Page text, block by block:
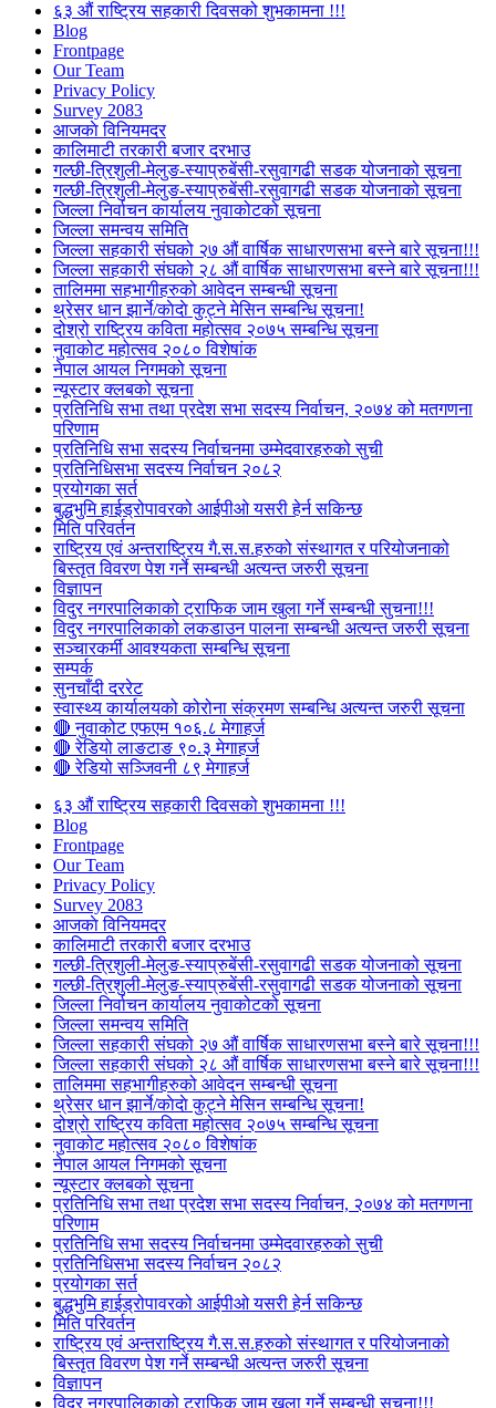
६३ औं राष्ट्रिय सहकारी दिवसको शुभकामना !!!
Blog
Frontpage
Our Team
Privacy Policy
Survey 2083
आजकाे विनियमदर
कालिमाटी तरकारी बजार दरभाउ
गल्छी-त्रिशुली-मेलुङ-स्याप्रुबेंसी-रसुवागढी सडक योजनाको सूचना
गल्छी-त्रिशुली-मेलुङ-स्याप्रुबेंसी-रसुवागढी सडक योजनाको सूचना
जिल्ला निर्वाचन कार्यालय नुवाकोटको सूचना
जिल्ला समन्वय समिति
जिल्ला सहकारी संघको २७ औं वार्षिक साधारणसभा बस्ने बारे सूचना!!!
जिल्ला सहकारी संघको २८ औं वार्षिक साधारणसभा बस्ने बारे सूचना!!!
तालिममा सहभागीहरुको आवेदन सम्बन्धी सूचना
थ्रेसर धान झार्ने/काेदाे कुट्ने मेसिन सम्बन्धि सूचना!
दोश्रो राष्ट्रिय कविता महोत्सव २०७५ सम्बन्धि सूचना
नुवाकोट महोत्सव २०८० विशेषांक
नेपाल आयल निगमको सूचना
न्यूस्टार क्लबको सूचना
प्रतिनिधि सभा तथा प्रदेश सभा सदस्य निर्वाचन, २०७४ को मतगणना
परिणाम
प्रतिनिधि सभा सदस्य निर्वाचनमा उम्मेदवारहरुको सुची
प्रतिनिधिसभा सदस्य निर्वाचन २०८२
प्रयोगका सर्त
बुद्धभुमि हाईड्रोपावरको आईपीओ यसरी हेर्न सकिन्छ
मिति परिवर्तन
राष्ट्रिय एवं अन्तराष्ट्रिय गै.स.स.हरुको संस्थागत र परियोजनाको
बिस्तृत विवरण पेश गर्ने सम्बन्धी अत्यन्त जरुरी सूचना
विज्ञापन
विदुर नगरपालिकाको ट्राफिक जाम खुला गर्ने सम्बन्धी सुचना!!!
विदुर नगरपालिकाको लकडाउन पालना सम्बन्धी अत्यन्त जरुरी सूचना
सञ्चारकर्मी आवश्यकता सम्बन्धि सूचना
सम्पर्क
सुनचाँदी दररेट
स्वास्थ्य कार्यालयको कोरोना संक्रमण सम्बन्धि अत्यन्त जरुरी सूचना
🔴 नुवाकोट एफएम १०६.८ मेगाहर्ज
🔴 रेडियो लाङटाङ ९०.३ मेगाहर्ज
🔴 रेडियो सञ्जिवनी ८९ मेगाहर्ज
६३ औं राष्ट्रिय सहकारी दिवसको शुभकामना !!!
Blog
Frontpage
Our Team
Privacy Policy
Survey 2083
आजकाे विनियमदर
कालिमाटी तरकारी बजार दरभाउ
गल्छी-त्रिशुली-मेलुङ-स्याप्रुबेंसी-रसुवागढी सडक योजनाको सूचना
गल्छी-त्रिशुली-मेलुङ-स्याप्रुबेंसी-रसुवागढी सडक योजनाको सूचना
जिल्ला निर्वाचन कार्यालय नुवाकोटको सूचना
जिल्ला समन्वय समिति
जिल्ला सहकारी संघको २७ औं वार्षिक साधारणसभा बस्ने बारे सूचना!!!
जिल्ला सहकारी संघको २८ औं वार्षिक साधारणसभा बस्ने बारे सूचना!!!
तालिममा सहभागीहरुको आवेदन सम्बन्धी सूचना
थ्रेसर धान झार्ने/काेदाे कुट्ने मेसिन सम्बन्धि सूचना!
दोश्रो राष्ट्रिय कविता महोत्सव २०७५ सम्बन्धि सूचना
नुवाकोट महोत्सव २०८० विशेषांक
नेपाल आयल निगमको सूचना
न्यूस्टार क्लबको सूचना
प्रतिनिधि सभा तथा प्रदेश सभा सदस्य निर्वाचन, २०७४ को मतगणना
परिणाम
प्रतिनिधि सभा सदस्य निर्वाचनमा उम्मेदवारहरुको सुची
प्रतिनिधिसभा सदस्य निर्वाचन २०८२
प्रयोगका सर्त
बुद्धभुमि हाईड्रोपावरको आईपीओ यसरी हेर्न सकिन्छ
मिति परिवर्तन
राष्ट्रिय एवं अन्तराष्ट्रिय गै.स.स.हरुको संस्थागत र परियोजनाको
बिस्तृत विवरण पेश गर्ने सम्बन्धी अत्यन्त जरुरी सूचना
विज्ञापन
विदुर नगरपालिकाको ट्राफिक जाम खुला गर्ने सम्बन्धी सुचना!!!